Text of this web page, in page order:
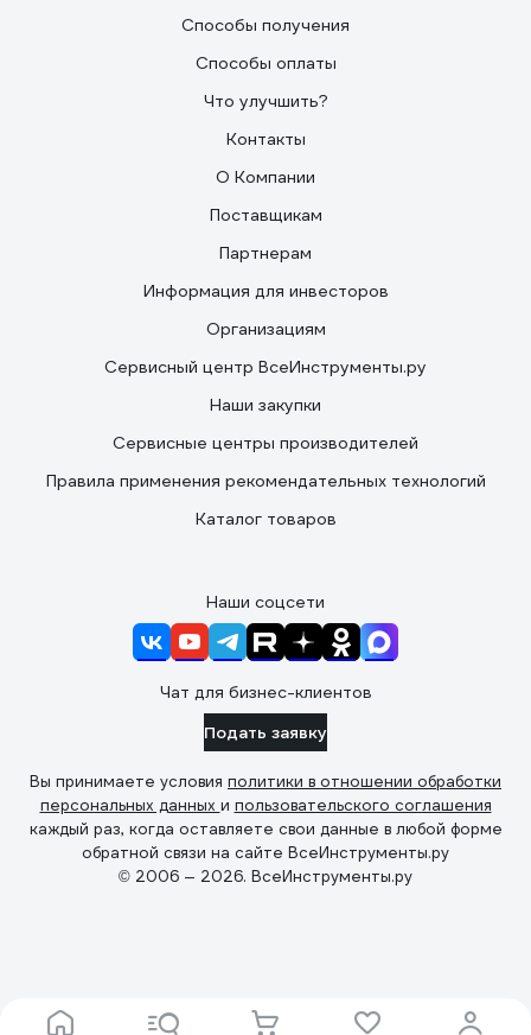
Способы получения
Способы оплаты
Что улучшить?
Контакты
О Компании
Поставщикам
Партнерам
Информация для инвесторов
Организациям
Сервисный центр ВсеИнструменты.ру
Наши закупки
Сервисные центры производителей
Правила применения рекомендательных технологий
Каталог товаров
Наши соцсети
Чат для бизнес-клиентов
Подать заявку
Вы принимаете условия политики в отношении обработки
персональных данных и пользовательского соглашения
каждый раз, когда оставляете свои данные в любой форме
обратной связи на сайте ВсеИнструменты.ру
© 2006 — 2026. ВсеИнструменты.ру